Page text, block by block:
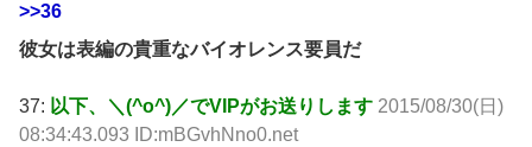
>>36
彼女は表編の貴重なバイオレンス要員だ
37: 以下、＼(^o^)／でVIPがお送りします 2015/08/30(日)
08:34:43.093 ID:mBGvhNno0.net